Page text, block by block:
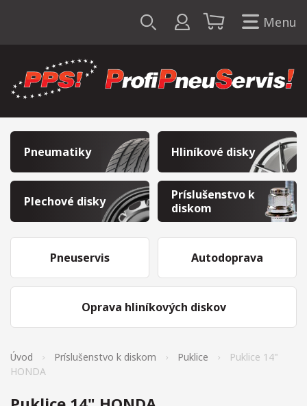
Menu
Pneumatiky Hliníkové disky
Plechové disky
Príslušenstvo k
diskom
Pneuservis
Oprava hliníkových diskov
Autodoprava
Úvod Príslušenstvo k diskom Puklice
Puklice 14"
HONDA